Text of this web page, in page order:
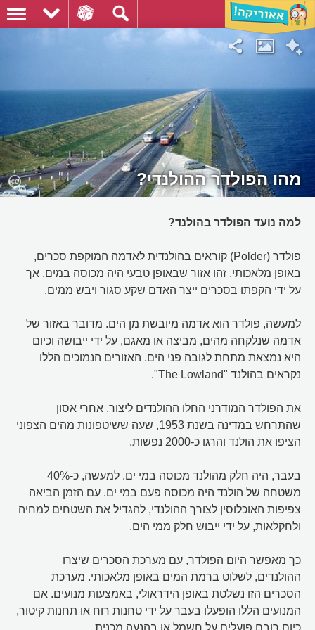
מהו הפולדר ההולנדי?
למה נועד הפולדר בהולנד?
פולדר (Polder) קוראים בהולנדית לאדמה המוקפת סכרים,
באופן מלאכותי. זהו אזור שבאופן טבעי היה מכוסה במים, אך
על ידי הקפתו בסכרים ייצר האדם שקע סגור ויבש ממים.
למעשה, פולדר הוא אדמה מיובשת מן הים. מדובר באזור של
אדמה שנלקחה מהים, מביצה או מאגם, על ידי ייבושה וכיום
היא נמצאת מתחת לגובה פני הים. האזורים הנמוכים הללו
נקראים בהולנד "The Lowland".
את הפולדר המודרני החלו ההולנדים ליצור, אחרי אסון
שהתרחש במדינה בשנת 1953, שעה ששיטפונות מהים הצפוני
הציפו את הולנד והרגו כ-2000 נפשות.
בעבר, היה חלק מהולנד מכוסה במי ים. למעשה, כ-40%
משטחה של הולנד היה מכוסה פעם במי ים. עם הזמן הביאה
צפיפות האוכלוסין לצורך ההולנדי, להגדיל את השטחים למחיה
ולחקלאות, על ידי ייבוש חלק ממי הים.
כך מאפשר היום הפולדר, עם מערכת הסכרים שיצרו
ההולנדים, לשלוט ברמת המים באופן מלאכותי. מערכת
הסכרים הזו נשלטת באופן הידראולי, באמצעות מנועים. אם
המנועים הללו הופעלו בעבר על ידי טחנות רוח או תחנות קיטור,
כיום רובם פועלים על חשמל או בהנעה מכנית.